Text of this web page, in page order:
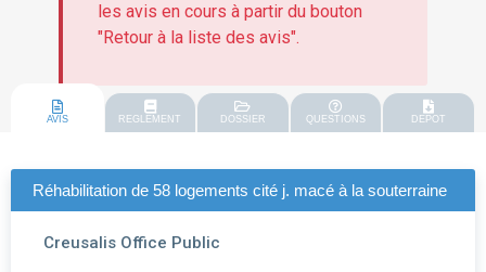
les avis en cours à partir du bouton
"Retour à la liste des avis".
AVIS REGLEMENT DOSSIER QUESTIONS DEPOT
Réhabilitation de 58 logements cité j. macé à la souterraine
Creusalis Office Public